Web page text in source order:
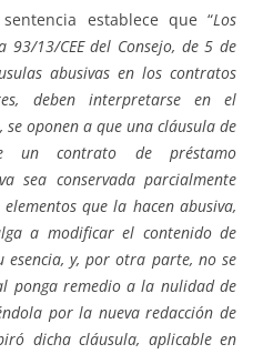
establece que “Los
13/CEE del Consejo, de 5 de
abusivas en los contratos
deben interpretarse en el
oponen a que una cláusula de
un contrato de préstamo
sea conservada parcialmente
que la hacen abusiva,
a modificar el contenido de
esencia, y, por otra parte, no se
ponga remedio a la nulidad de
por la nueva redacción de
dicha cláusula, aplicable en